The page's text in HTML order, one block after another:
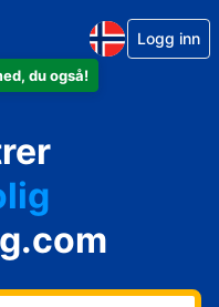
du også!
Logg inn
din
ditt
di